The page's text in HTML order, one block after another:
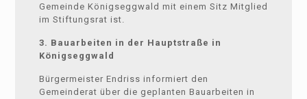
Gemeinde Königseggwald mit einem Sitz Mitglied
im Stiftungsrat ist.
3. Bauarbeiten in der Hauptstraße in
Königseggwald
Bürgermeister Endriss informiert den
Gemeinderat über die geplanten Bauarbeiten in